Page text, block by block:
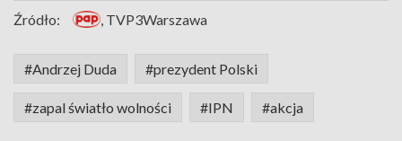
Źródło: , TVP3Warszawa
#Andrzej Duda #prezydent Polski
#zapal światło wolności #IPN #akcja